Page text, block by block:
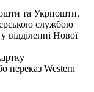
та Укрпошти,
службою
відділенні Нової
переказ Western